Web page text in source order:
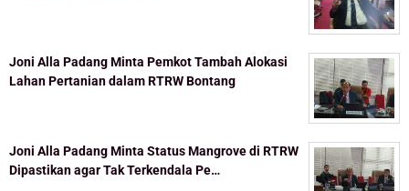
Joni Alla Padang Minta Pemkot Tambah Alokasi
Lahan Pertanian dalam RTRW Bontang
Joni Alla Padang Minta Status Mangrove di RTRW
Dipastikan agar Tak Terkendala Pe…